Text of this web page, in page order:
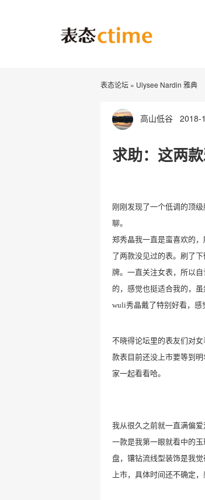
表态论坛 » Ulysee Nardin 雅典
高山低谷 2018-
求助：这两
刚刚发现了一个低调的顶
聊。
郑秀晶我一直是蛮喜欢的 ，
了两款没见过的表。刷了
牌。 一直关注女表，所以
的，感觉也挺适合我的，
wuli秀晶戴了特别好看， 感
不晓得论坛里的表友们对
款表目前还没上市要等到
家一起看看哈。
我从很久之前就一直满偏
一款是我第一眼就看中的
盘，镶钻流线型装饰是我
上市，具体时间还不确定